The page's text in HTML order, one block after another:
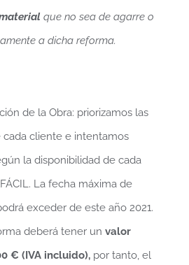
que no sea de agarre o
a dicha reforma.
de la Obra: priorizamos las
cada cliente e intentamos
la disponibilidad de cada
La fecha máxima de
exceder de este año 2021.
deberá tener un valor
€ (IVA incluido),por tanto, el